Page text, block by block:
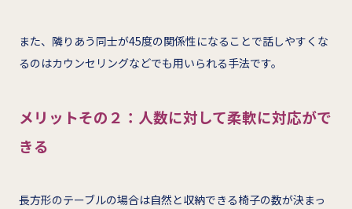
また、隣りあう同士が45度の関係性になることで話しやすくな
るのはカウンセリングなどでも用いられる手法です。
メリットその２：人数に対して柔軟に対応がで
きる
長方形のテーブルの場合は自然と収納できる椅子の数が決まっ